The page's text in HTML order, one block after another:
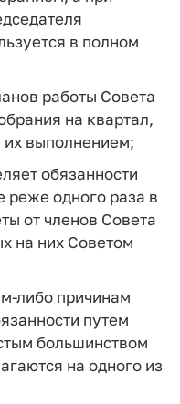
в полном
работы Совета
на квартал,
их выполнением;
обязанности
одного раза в
от членов Совета
на них Советом
либо причинам
путем
большинством
на одного из